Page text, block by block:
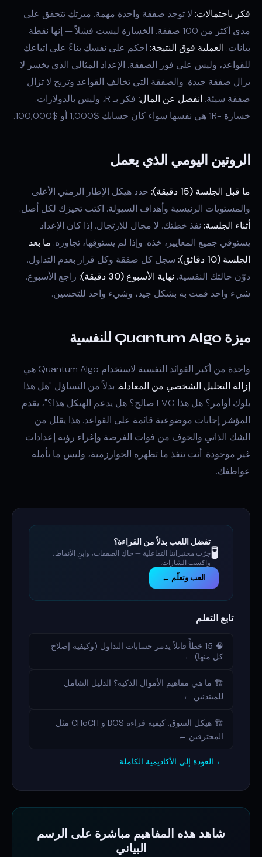
فكر باحتمالات: لا توجد صفقة واحدة مهمة. ميزتك تتحقق على
مدى أكثر من 100 صفقة. الخسارة ليست فشلاً — إنها نقطة
بيانات. العملية فوق النتيجة: احكم على نفسك بناءً على اتباعك
للقواعد، وليس على فوز الصفقة. الإعداد المثالي الذي يخسر لا
يزال صفقة جيدة. والصفقة التي تخالف القواعد وتربح لا تزال
صفقة سيئة. انفصل عن المال:
فكر بـ R، وليس بالدولارات.
خسارة -1R هي نفسها سواء كان حسابك $1,000 أو $100,000.
الروتين اليومي الذي يعمل
ما قبل الجلسة (15 دقيقة):
حدد هيكل الإطار الزمني الأعلى
والمستويات الرئيسية وأهداف السيولة. اكتب تحيزك لكل أصل.
أثناء الجلسة: نفذ خطتك. لا مجال للارتجال. إذا كان الإعداد
يستوفي جميع المعايير، خذه. وإذا لم يستوفِها، تجاوزه. ما بعد
الجلسة (10 دقائق):
سجل كل صفقة وكل قرار بعدم التداول.
دوّن حالتك النفسية. نهاية الأسبوع (30 دقيقة):
راجع الأسبوع.
شيء واحد قمت به بشكل جيد، وشيء واحد للتحسين.
ميزة Quantum Algo للنفسية
واحدة من أكبر الفوائد النفسية لاستخدام Quantum Algo هي
إزالة التحليل الشخصي من المعادلة. بدلاً من التساؤل "هل هذا
بلوك أوامر؟ هل هذا FVG صالح؟ هل يدعم الهيكل هذا؟"، يقدم
المؤشر إجابات موضوعية قائمة على القواعد. هذا يقلل من
الشك الذاتي والخوف من فوات الفرصة وإغراء رؤية إعدادات
غير موجودة. أنت تنفذ ما تظهره الخوارزمية، وليس ما تأمله
عواطفك.
🧪تفضل اللعب بدلاً من القراءة؟
جرّب مختبراتنا التفاعلية — حاكِ الصفقات، وابنِ الأنماط،
واكسب الشارات.
العب وتعلّم ←
تابع التعلم
🧠 15 خطأً قاتلاً يدمر حسابات التداول (وكيفية إصلاح
كل منها) ←
🏗️ ما هي مفاهيم الأموال الذكية؟ الدليل الشامل
للمبتدئين ←
🏗️ هيكل السوق: كيفية قراءة BOS و CHoCH مثل
المحترفين ←
← العودة إلى الأكاديمية الكاملة
شاهد هذه المفاهيم مباشرة على الرسم
البياني